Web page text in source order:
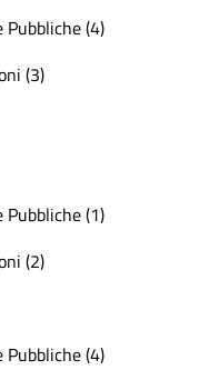
Pubbliche (4)
(3)
Pubbliche (1)
(2)
Pubbliche (4)